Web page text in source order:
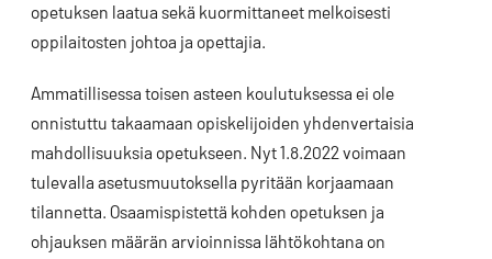
opetuksen laatua sekä kuormittaneet melkoisesti
oppilaitosten johtoa ja opettajia.
Ammatillisessa toisen asteen koulutuksessa ei ole
onnistuttu takaamaan opiskelijoiden yhdenvertaisia
mahdollisuuksia opetukseen. Nyt 1.8.2022 voimaan
tulevalla asetusmuutoksella pyritään korjaamaan
tilannetta. Osaamispistettä kohden opetuksen ja
ohjauksen määrän arvioinnissa lähtökohtana on